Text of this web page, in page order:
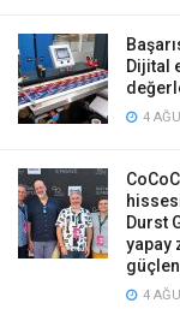
Dijital
4
Durst
yapay
4